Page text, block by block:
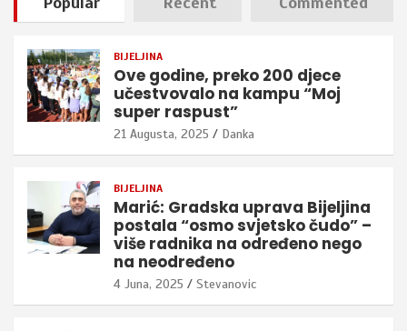
BIJELJINA
Ove godine, preko 200 djece
učestvovalo na kampu “Moj
super raspust”
21 Augusta, 2025 Danka
BIJELJINA
Marić: Gradska uprava Bijeljina
postala “osmo svjetsko čudo” –
više radnika na određeno nego
na neodređeno
4 Juna, 2025 Stevanovic